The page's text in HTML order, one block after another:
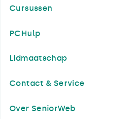
Cursussen
PCHulp
Lidmaatschap
Contact & Service
Over SeniorWeb